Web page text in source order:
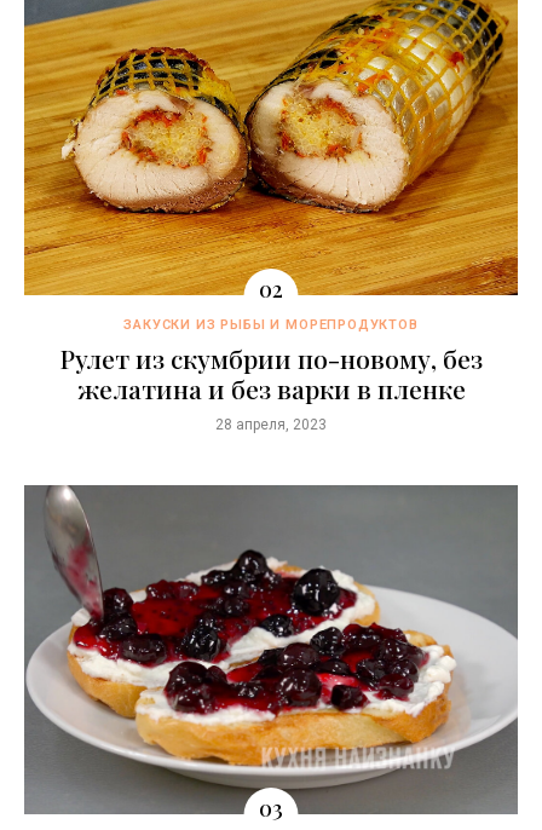
ЗАКУСКИ ИЗ РЫБЫ И МОРЕПРОДУКТОВ
Рулет из скумбрии по-новому, без
желатина и без варки в пленке
28 апреля, 2023